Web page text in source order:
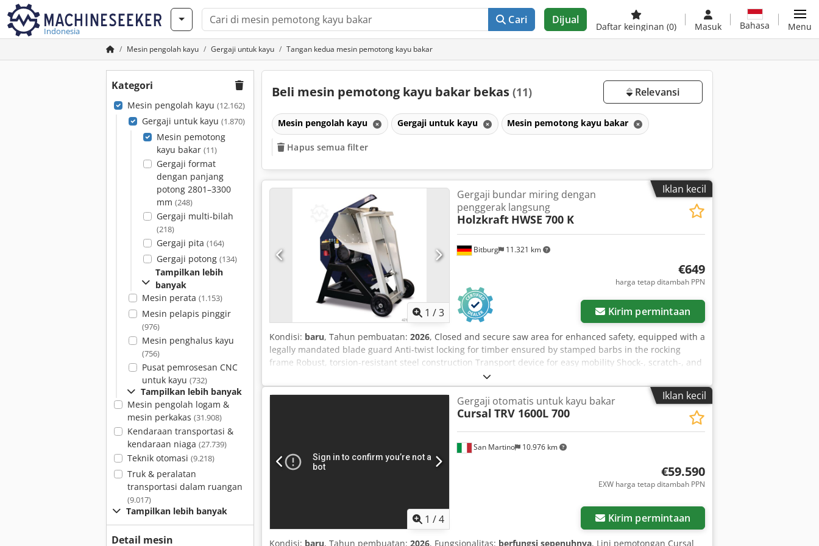
Indonesia
Cari Dijual
Daftar keinginan (0) Masuk Bahasa Menu
Mesin pengolah kayu Gergaji untuk kayu Tangan kedua mesin pemotong kayu bakar
Kategori
Mesin pengolah kayu (12.162)
Gergaji untuk kayu (1.870)
Mesin pemotong
kayu bakar (11)
Gergaji format
dengan panjang
potong 2801–3300
mm (248)
Gergaji multi-bilah
(218)
Gergaji pita (164)
Gergaji potong (134)
Tampilkan lebih
banyak
Mesin perata (1.153)
Mesin pelapis pinggir
(976)
Mesin penghalus kayu
(756)
Pusat pemrosesan CNC
untuk kayu (732)
Tampilkan lebih banyak
Mesin pengolah logam &
mesin perkakas (31.908)
Kendaraan transportasi &
kendaraan niaga (27.739)
Teknik otomasi (9.218)
Truk & peralatan
transportasi dalam ruangan
(9.017)
Tampilkan lebih banyak
Detail mesin
Beli mesin pemotong kayu bakar bekas (11) Relevansi
Mesin pengolah kayu Gergaji untuk kayu Mesin pemotong kayu bakar
Hapus semua filter
Iklan kecil
1 /3
Bitburg 11.321 km
Gergaji bundar miring dengan
penggerak langsung
Holzkraft HWSE 700 K
€649
harga tetap ditambah PPN
Kirim permintaan
Kondisi: baru, Tahun pembuatan: 2026, Closed and secure saw area for enhanced safety, equipped with a
legally mandated blade guard Anti-twist locking for timber ensured by stamped barbs in the rocking
frame Robust, torsion-resistant steel construction Transport device for easy mobility Shock-, scratch-, and
weather-resistant thanks to high-quality powder coating Phase inverter Dimensions and Weights Working
height: 700 mm Rocking support: 740 mm Length approx.: 1030 mm Width/Depth approx.: 770 mm Height
approx.: 1095 mm Weight approx.: 92.5 kg Drive Type of drive: Electric motor with direct drive Electrical
Data Rated power: 5 kW Connection voltage: 400 V Mains frequency: 50 Hz Saw blade Diameter: 700 mm
Cutting Capacity Rocking frame for round timber: 250 mm Chjdpfx Aohkz Hijn Eoa Location: Ex stock 54634
Iklan kecil
1 /4
San Martino 10.976 km
Gergaji otomatis untuk kayu bakar
Cursal TRV 1600L 700
€59.590
EXW harga tetap ditambah PPN
Kirim permintaan
Kondisi: baru, Tahun pembuatan: 2026, Fungsionalitas: berfungsi sepenuhnya, Lini pemotongan Cursal